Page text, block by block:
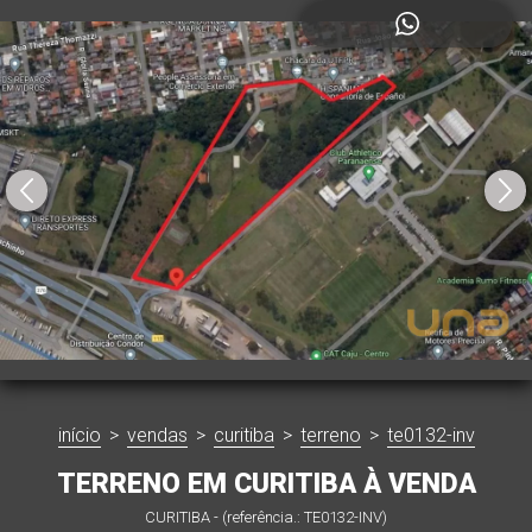
início > vendas > curitiba > terreno > te0132-inv
TERRENO EM CURITIBA À VENDA
CURITIBA - (referência.: TE0132-INV)